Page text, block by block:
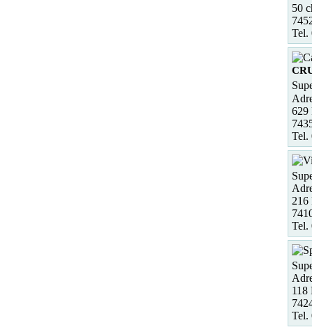
50
Tel.
629
Tel.
216
Tel.
118
Tel.